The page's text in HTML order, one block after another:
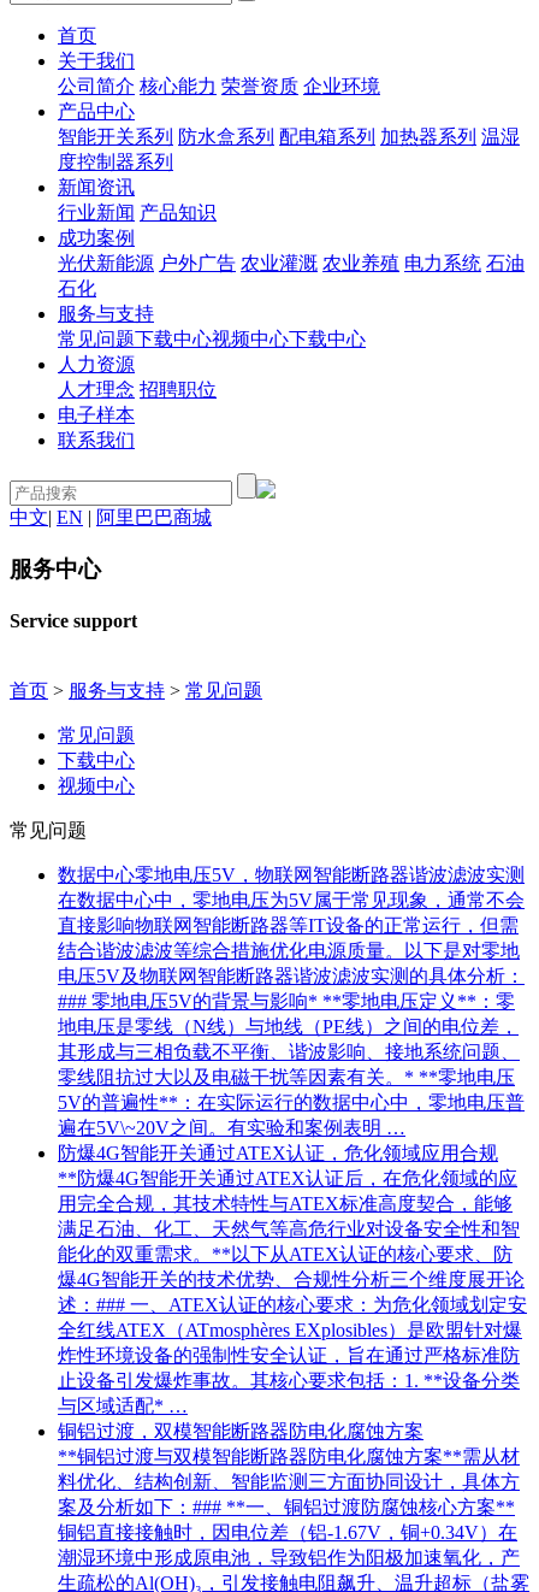
首页
关于我们
公司简介 核心能力 荣誉资质 企业环境
产品中心
智能开关系列 防水盒系列 配电箱系列 加热器系列 温湿
度控制器系列
新闻资讯
行业新闻 产品知识
成功案例
光伏新能源 户外广告 农业灌溉 农业养殖 电力系统 石油
石化
服务与支持
常见问题下载中心视频中心下载中心
人力资源
人才理念 招聘职位
电子样本
联系我们
中文| EN | 阿里巴巴商城
服务中心
Service support
首页 > 服务与支持 > 常见问题
常见问题
下载中心
视频中心
常见问题
数据中心零地电压5V，物联网智能断路器谐波滤波实测
在数据中心中，零地电压为5V属于常见现象，通常不会
直接影响物联网智能断路器等IT设备的正常运行，但需
结合谐波滤波等综合措施优化电源质量。以下是对零地
电压5V及物联网智能断路器谐波滤波实测的具体分析：
### 零地电压5V的背景与影响* **零地电压定义**：零
地电压是零线（N线）与地线（PE线）之间的电位差，
其形成与三相负载不平衡、谐波影响、接地系统问题、
零线阻抗过大以及电磁干扰等因素有关。* **零地电压
5V的普遍性**：在实际运行的数据中心中，零地电压普
遍在5V\~20V之间。有实验和案例表明 …
防爆4G智能开关通过ATEX认证，危化领域应用合规
**防爆4G智能开关通过ATEX认证后，在危化领域的应
用完全合规，其技术特性与ATEX标准高度契合，能够
满足石油、化工、天然气等高危行业对设备安全性和智
能化的双重需求。**以下从ATEX认证的核心要求、防
爆4G智能开关的技术优势、合规性分析三个维度展开论
述：### 一、ATEX认证的核心要求：为危化领域划定安
全红线ATEX（ATmosphères EXplosibles）是欧盟针对爆
炸性环境设备的强制性安全认证，旨在通过严格标准防
止设备引发爆炸事故。其核心要求包括：1. **设备分类
与区域适配* …
铜铝过渡，双模智能断路器防电化腐蚀方案
**铜铝过渡与双模智能断路器防电化腐蚀方案**需从材
料优化、结构创新、智能监测三方面协同设计，具体方
案及分析如下：### **一、铜铝过渡防腐蚀核心方案**
铜铝直接接触时，因电位差（铝-1.67V，铜+0.34V）在
潮湿环境中形成原电池，导致铝作为阳极加速氧化，产
生疏松的Al(OH)₃，引发接触电阻飙升、温升超标（盐雾